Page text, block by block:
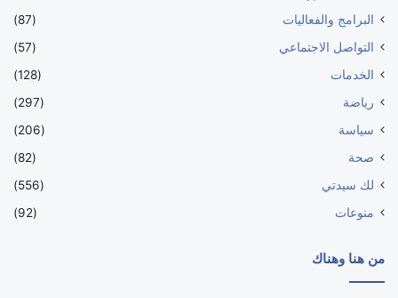
البرامج والفعاليات
(87)
التواصل الاجتماعي
(57)
الخدمات
(128)
رياضة
(297)
سياسة
(206)
صحة
(82)
لك سيدتي
(556)
منوعات
(92)
من هنا وهناك